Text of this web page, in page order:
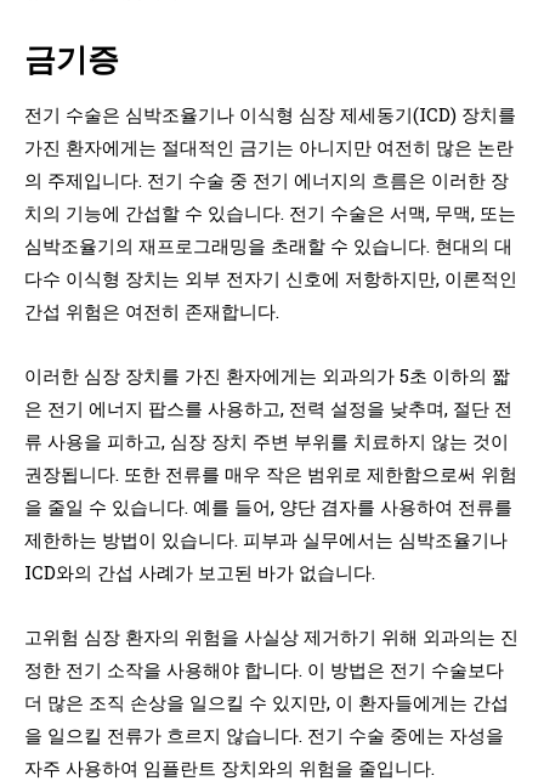
금기증
전기 수술은 심박조율기나 이식형 심장 제세동기(ICD) 장치를
가진 환자에게는 절대적인 금기는 아니지만 여전히 많은 논란
의 주제입니다. 전기 수술 중 전기 에너지의 흐름은 이러한 장
치의 기능에 간섭할 수 있습니다. 전기 수술은 서맥, 무맥, 또는
심박조율기의 재프로그래밍을 초래할 수 있습니다. 현대의 대
다수 이식형 장치는 외부 전자기 신호에 저항하지만, 이론적인
간섭 위험은 여전히 존재합니다.
이러한 심장 장치를 가진 환자에게는 외과의가 5초 이하의 짧
은 전기 에너지 팝스를 사용하고, 전력 설정을 낮추며, 절단 전
류 사용을 피하고, 심장 장치 주변 부위를 치료하지 않는 것이
권장됩니다. 또한 전류를 매우 작은 범위로 제한함으로써 위험
을 줄일 수 있습니다. 예를 들어, 양단 겸자를 사용하여 전류를
제한하는 방법이 있습니다. 피부과 실무에서는 심박조율기나
ICD와의 간섭 사례가 보고된 바가 없습니다.
고위험 심장 환자의 위험을 사실상 제거하기 위해 외과의는 진
정한 전기 소작을 사용해야 합니다. 이 방법은 전기 수술보다
더 많은 조직 손상을 일으킬 수 있지만, 이 환자들에게는 간섭
을 일으킬 전류가 흐르지 않습니다. 전기 수술 중에는 자성을
자주 사용하여 임플란트 장치와의 위험을 줄입니다.